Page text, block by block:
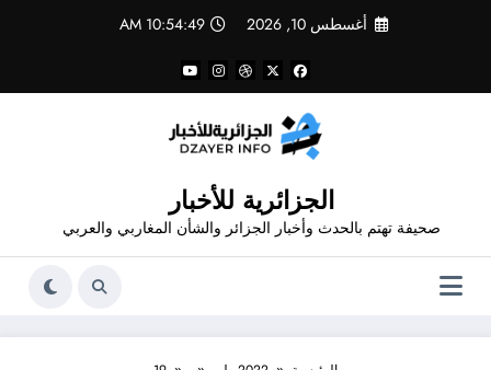
أغسطس 10, 2026 10:54:49 AM
الجزائرية للأخبار
صحيفة تهتم بالحدث وأخبار الجزائر والشأن المغاربي والعربي